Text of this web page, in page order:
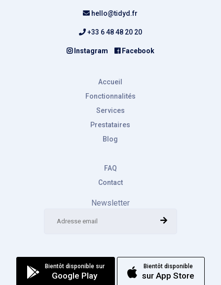
hello@tidyd.fr
+33 6 48 48 20 20
Instagram Facebook
Accueil
Fonctionnalités
Services
Prestataires
Blog
FAQ
Contact
Newsletter
Bientôt disponible sur
Google Play
Bientôt disponible
sur App Store